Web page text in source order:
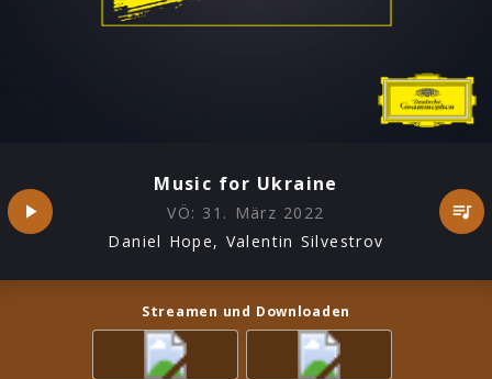
Music for Ukraine
VÖ: 31. März 2022
Daniel Hope, Valentin Silvestrov
Streamen und Downloaden